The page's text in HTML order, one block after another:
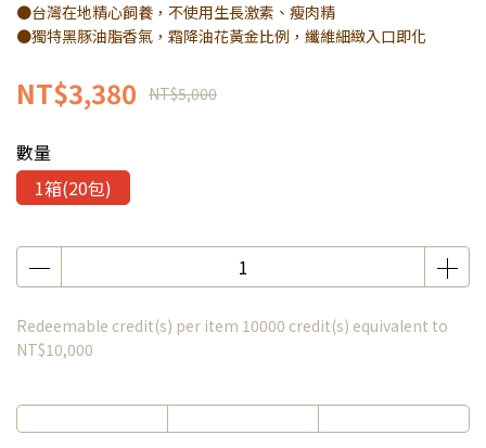
●台灣在地精心飼養，不使用生長激素、瘦肉精
●獨特黑豚油脂香氣，霜降油花黃金比例，纖維細緻入口即化
NT$3,380 NT$5,000
數量
1箱(20包)
Redeemable credit(s) per item 10000 credit(s) equivalent to
NT$10,000